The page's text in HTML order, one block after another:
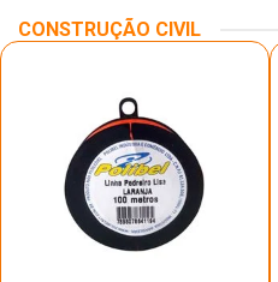
CONSTRUÇÃO CIVIL